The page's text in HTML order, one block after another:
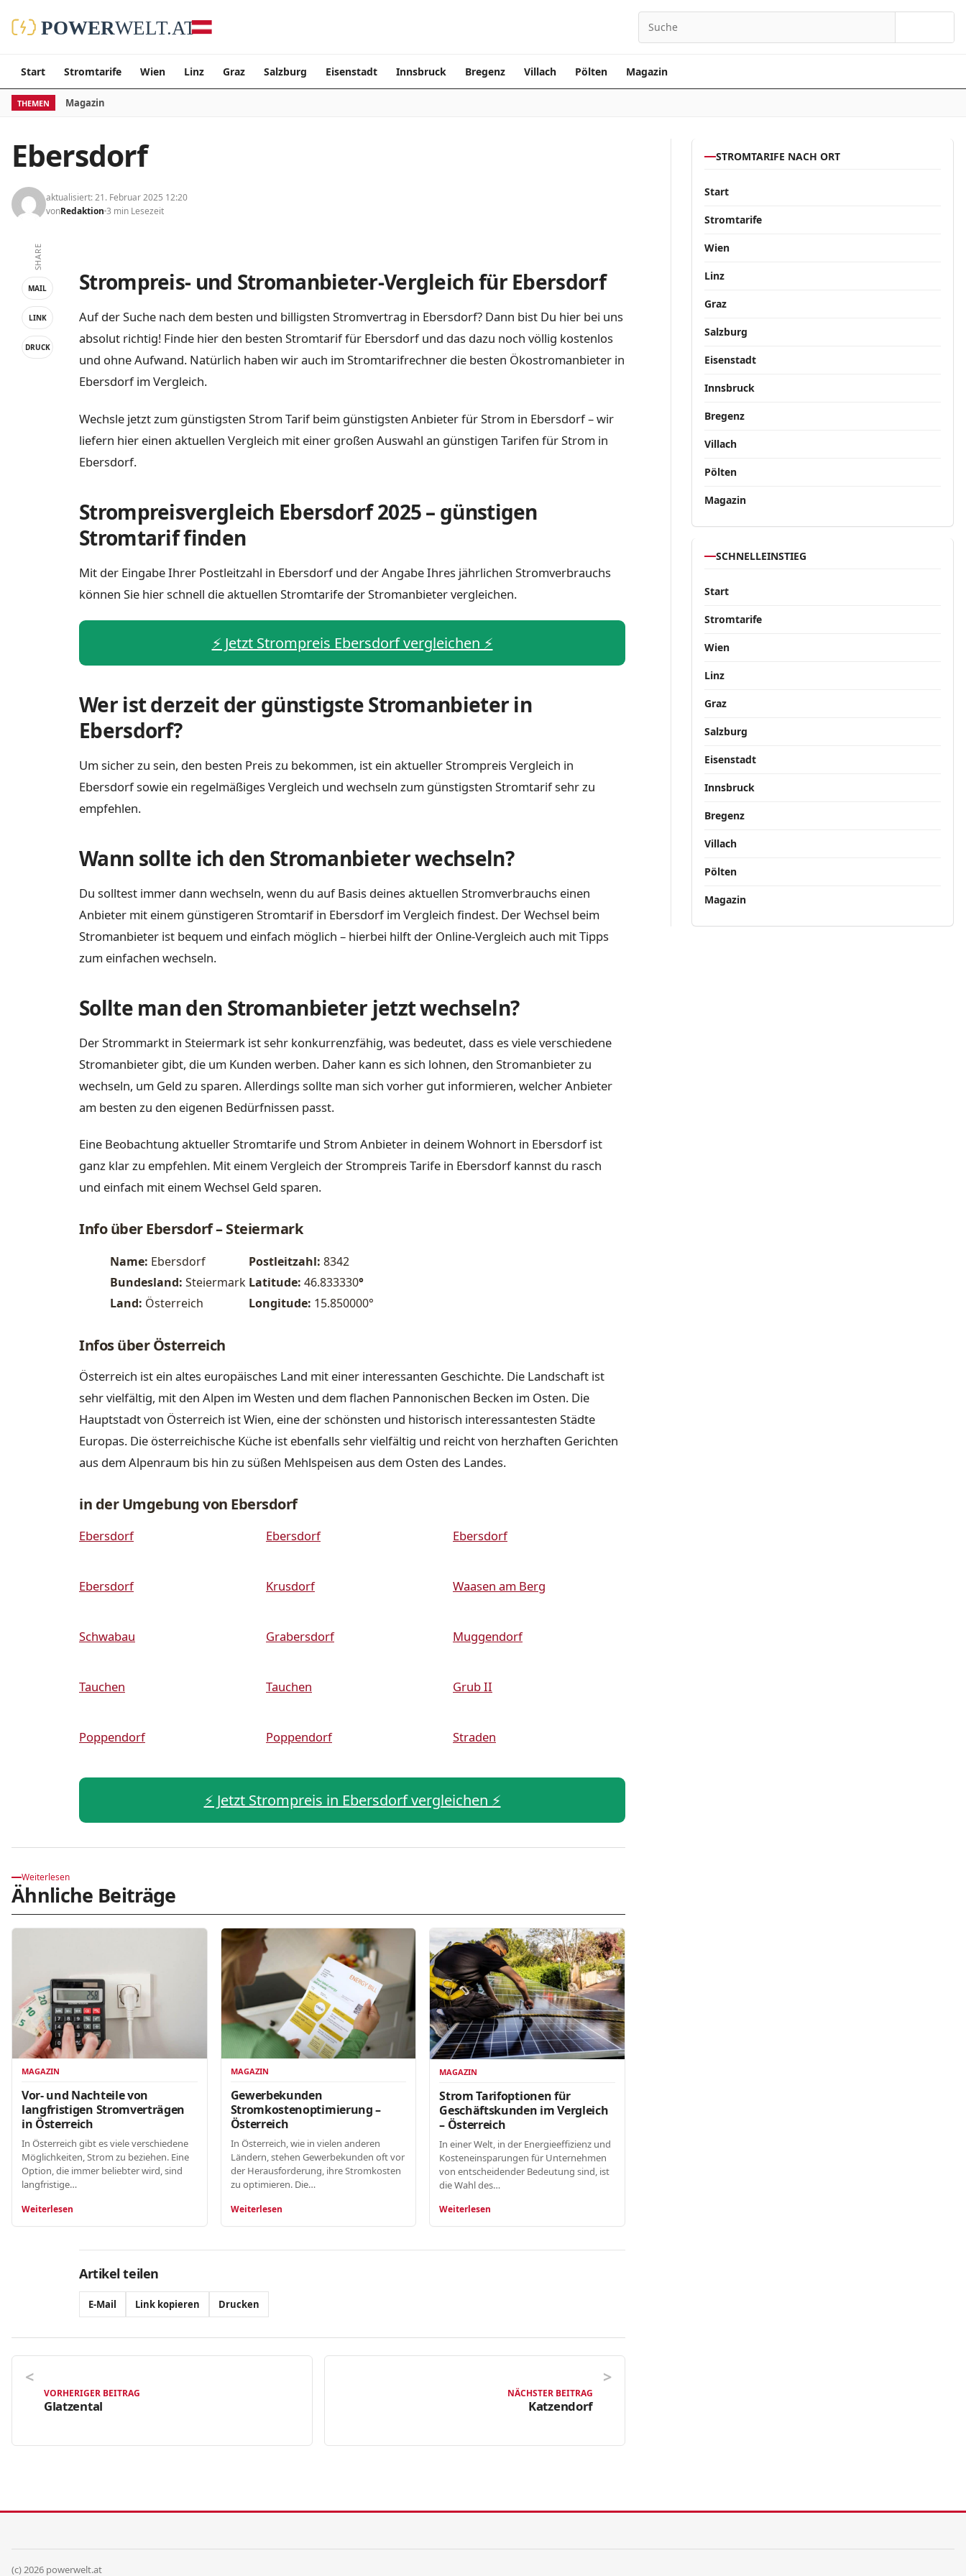
Start Stromtarife Wien Linz Graz Salzburg Eisenstadt Innsbruck Bregenz Villach Pölten Magazin
THEMEN Magazin
Ebersdorf
aktualisiert: 21. Februar 2025 12:20
vonRedaktion 3 min Lesezeit
SHARE
MAIL
LINK
DRUCK
Strompreis- und Stromanbieter-Vergleich für Ebersdorf
Auf der Suche nach dem besten und billigsten Stromvertrag in Ebersdorf? Dann bist Du hier bei uns
absolut richtig! Finde hier den besten Stromtarif für Ebersdorf und das dazu noch völlig kostenlos
und ohne Aufwand. Natürlich haben wir auch im Stromtarifrechner die besten Ökostromanbieter in
Ebersdorf im Vergleich.
Wechsle jetzt zum günstigsten Strom Tarif beim günstigsten Anbieter für Strom in Ebersdorf – wir
liefern hier einen aktuellen Vergleich mit einer großen Auswahl an günstigen Tarifen für Strom in
Ebersdorf.
Strompreisvergleich Ebersdorf 2025 – günstigen
Stromtarif finden
Mit der Eingabe Ihrer Postleitzahl in Ebersdorf und der Angabe Ihres jährlichen Stromverbrauchs
können Sie hier schnell die aktuellen Stromtarife der Stromanbieter vergleichen.
⚡️ Jetzt Strompreis Ebersdorf vergleichen ⚡️
Wer ist derzeit der günstigste Stromanbieter in
Ebersdorf?
Um sicher zu sein, den besten Preis zu bekommen, ist ein aktueller Strompreis Vergleich in
Ebersdorf sowie ein regelmäßiges Vergleich und wechseln zum günstigsten Stromtarif sehr zu
empfehlen.
Wann sollte ich den Stromanbieter wechseln?
Du solltest immer dann wechseln, wenn du auf Basis deines aktuellen Stromverbrauchs einen
Anbieter mit einem günstigeren Stromtarif in Ebersdorf im Vergleich findest. Der Wechsel beim
Stromanbieter ist bequem und einfach möglich – hierbei hilft der Online-Vergleich auch mit Tipps
zum einfachen wechseln.
Sollte man den Stromanbieter jetzt wechseln?
Der Strommarkt in Steiermark ist sehr konkurrenzfähig, was bedeutet, dass es viele verschiedene
Stromanbieter gibt, die um Kunden werben. Daher kann es sich lohnen, den Stromanbieter zu
wechseln, um Geld zu sparen. Allerdings sollte man sich vorher gut informieren, welcher Anbieter
am besten zu den eigenen Bedürfnissen passt.
Eine Beobachtung aktueller Stromtarife und Strom Anbieter in deinem Wohnort in Ebersdorf ist
ganz klar zu empfehlen. Mit einem Vergleich der Strompreis Tarife in Ebersdorf kannst du rasch
und einfach mit einem Wechsel Geld sparen.
Info über Ebersdorf – Steiermark
Name: Ebersdorf Postleitzahl: 8342
Bundesland: Steiermark Latitude: 46.833330°
Land: Österreich Longitude: 15.850000°
Infos über Österreich
Österreich ist ein altes europäisches Land mit einer interessanten Geschichte. Die Landschaft ist
sehr vielfältig, mit den Alpen im Westen und dem flachen Pannonischen Becken im Osten. Die
Hauptstadt von Österreich ist Wien, eine der schönsten und historisch interessantesten Städte
Europas. Die österreichische Küche ist ebenfalls sehr vielfältig und reicht von herzhaften Gerichten
aus dem Alpenraum bis hin zu süßen Mehlspeisen aus dem Osten des Landes.
in der Umgebung von Ebersdorf
Ebersdorf Ebersdorf Ebersdorf
Ebersdorf Krusdorf Waasen am Berg
Schwabau Grabersdorf Muggendorf
Tauchen Tauchen Grub II
Poppendorf Poppendorf Straden
⚡️ Jetzt Strompreis in Ebersdorf vergleichen ⚡️
Weiterlesen
Ähnliche Beiträge
MAGAZIN
Vor- und Nachteile von
langfristigen Stromverträgen
in Österreich
In Österreich gibt es viele verschiedene
Möglichkeiten, Strom zu beziehen. Eine
Option, die immer beliebter wird, sind
langfristige…
Weiterlesen
MAGAZIN
Gewerbekunden
Stromkostenoptimierung –
Österreich
In Österreich, wie in vielen anderen
Ländern, stehen Gewerbekunden oft vor
der Herausforderung, ihre Stromkosten
zu optimieren. Die…
Weiterlesen
MAGAZIN
Strom Tarifoptionen für
Geschäftskunden im Vergleich
– Österreich
In einer Welt, in der Energieeffizienz und
Kosteneinsparungen für Unternehmen
von entscheidender Bedeutung sind, ist
die Wahl des…
Weiterlesen
Artikel teilen
E-Mail Link kopieren Drucken
VORHERIGER BEITRAG
Glatzental
NÄCHSTER BEITRAG
Katzendorf
STROMTARIFE NACH ORT
Start
Stromtarife
Wien
Linz
Graz
Salzburg
Eisenstadt
Innsbruck
Bregenz
Villach
Pölten
Magazin
SCHNELLEINSTIEG
Start
Stromtarife
Wien
Linz
Graz
Salzburg
Eisenstadt
Innsbruck
Bregenz
Villach
Pölten
Magazin
(c) 2026 powerwelt.at